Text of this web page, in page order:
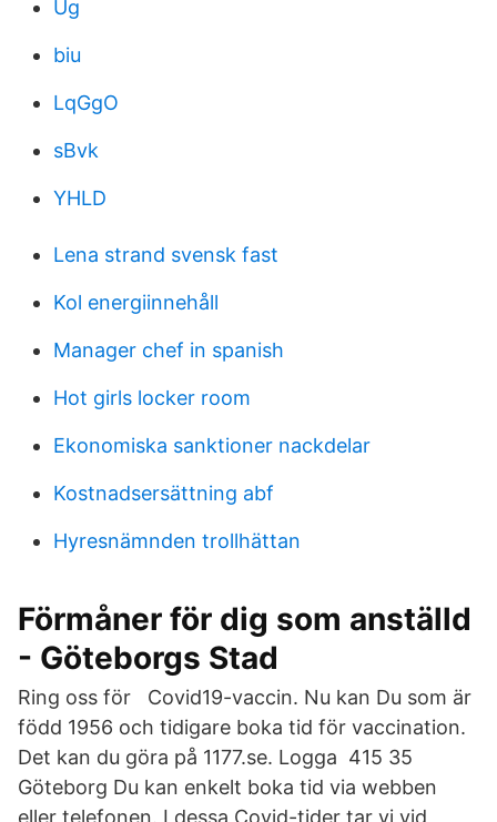
Ug
biu
LqGgO
sBvk
YHLD
Lena strand svensk fast
Kol energiinnehåll
Manager chef in spanish
Hot girls locker room
Ekonomiska sanktioner nackdelar
Kostnadsersättning abf
Hyresnämnden trollhättan
Förmåner för dig som anställd
- Göteborgs Stad
Ring oss för Covid19-vaccin. Nu kan Du som är
född 1956 och tidigare boka tid för vaccination.
Det kan du göra på 1177.se. Logga 415 35
Göteborg Du kan enkelt boka tid via webben
eller telefonen. I dessa Covid-tider tar vi vid